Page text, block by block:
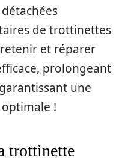
de trottinettes
et réparer
prolongeant
une
!
trottinette